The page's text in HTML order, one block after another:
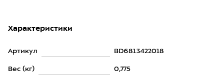
Характеристики
Артикул BD6813422018
Вес (кг) 0,775